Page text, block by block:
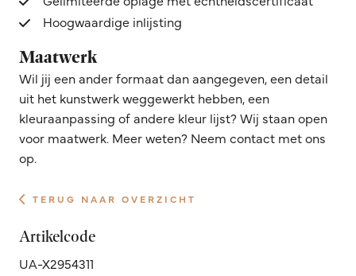
Hoogwaardige inlijsting
Maatwerk
Wil jij een ander formaat dan aangegeven, een detail
uit het kunstwerk weggewerkt hebben, een
kleuraanpassing of andere kleur lijst? Wij staan open
voor maatwerk. Meer weten? Neem contact met ons
op.
TERUG NAAR OVERZICHT
Artikelcode
UA-X2954311